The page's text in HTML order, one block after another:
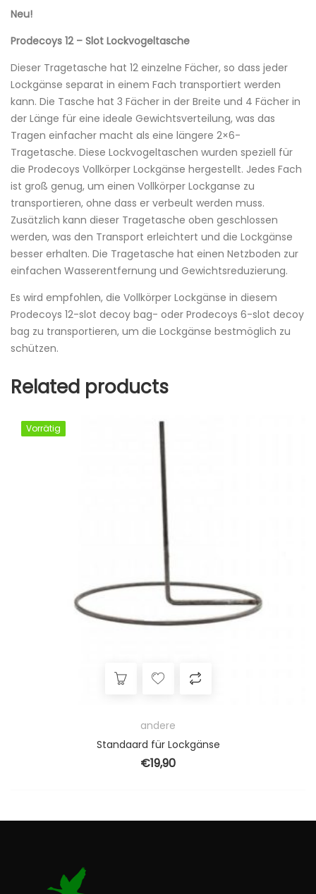
Neu!
Prodecoys 12 – Slot Lockvogeltasche
Dieser Tragetasche hat 12 einzelne Fächer, so dass jeder
Lockgänse separat in einem Fach transportiert werden
kann. Die Tasche hat 3 Fächer in der Breite und 4 Fächer in
der Länge für eine ideale Gewichtsverteilung, was das
Tragen einfacher macht als eine längere 2×6-
Tragetasche. Diese Lockvogeltaschen wurden speziell für
die Prodecoys Vollkörper Lockgänse hergestellt. Jedes Fach
ist groß genug, um einen Vollkörper Lockganse zu
transportieren, ohne dass er verbeult werden muss.
Zusätzlich kann dieser Tragetasche oben geschlossen
werden, was den Transport erleichtert und die Lockgänse
besser erhalten. Die Tragetasche hat einen Netzboden zur
einfachen Wasserentfernung und Gewichtsreduzierung.
Es wird empfohlen, die Vollkörper Lockgänse in diesem
Prodecoys 12-slot decoy bag- oder Prodecoys 6-slot decoy
bag zu transportieren, um die Lockgänse bestmöglich zu
schützen.
Related products
Vorrätig
Vorrätig
andere
Standaard für Lockgänse
€19,90